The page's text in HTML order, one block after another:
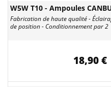
W5W T10 - Ampoules
Fabrication de haute qualité -
de position - Conditionnement par 2
18,90 €